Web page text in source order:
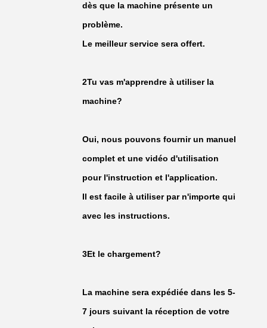
dès que la machine présente un
problème.
Le meilleur service sera offert.
2Tu vas m'apprendre à utiliser la
machine?
Oui, nous pouvons fournir un manuel
complet et une vidéo d'utilisation
pour l'instruction et l'application.
Il est facile à utiliser par n'importe qui
avec les instructions.
3Et le chargement?
La machine sera expédiée dans les 5-
7 jours suivant la réception de votre